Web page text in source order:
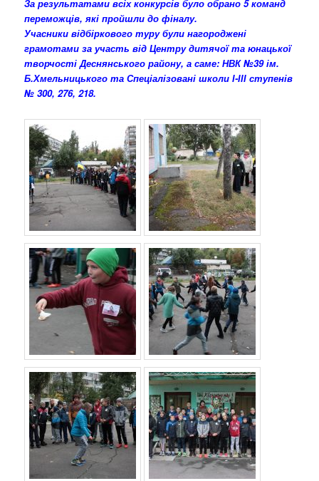
За результатами всіх конкурсів було обрано 5 команд
переможців, які пройшли до фіналу.
Учасники відбіркового туру були нагороджені
грамотами за участь від Центру дитячої та юнацької
творчості Деснянського району, а саме: НВК №39 ім.
Б.Хмельницького та Спеціалізовані школи І-ІІІ ступенів
№ 300, 276, 218.